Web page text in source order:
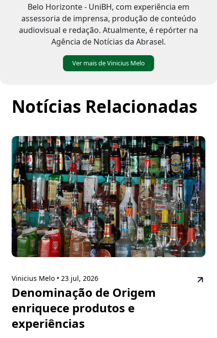
Belo Horizonte - UniBH, com experiência em
assessoria de imprensa, produção de conteúdo
audiovisual e redação. Atualmente, é repórter na
Agência de Notícias da Abrasel.
Ver mais de Vinicius Melo
Notícias Relacionadas
Vinicius Melo • 23 jul, 2026
Denominação de Origem
enriquece produtos e
experiências